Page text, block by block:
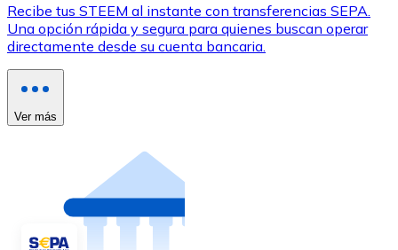
Recibe tus STEEM al instante con transferencias SEPA.
Una opción rápida y segura para quienes buscan operar
directamente desde su cuenta bancaria.
Ver más